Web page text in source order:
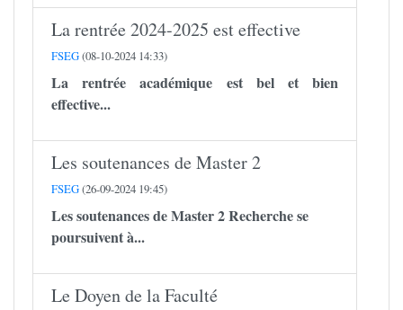
La rentrée 2024-2025 est effective
FSEG(08-10-2024 14:33)
La rentrée académique est bel et bien
effective...
Les soutenances de Master 2
FSEG(26-09-2024 19:45)
Les soutenances de Master 2 Recherche se
poursuivent à...
Le Doyen de la Faculté